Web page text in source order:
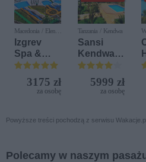
Macedonia / Elen
Kamen
Izgrev
Spa &
Aquapark
3175 zł
za osobę
Tanzania / Kendwa
Sansi
Kendwa
Beach
Resort
5999 zł
za osobę
Powyższe treści pochodzą z serwisu
Polecamy w naszym